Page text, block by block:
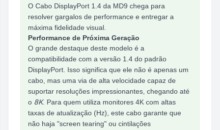
O Cabo DisplayPort 1.4 da MD9 chega para
resolver gargalos de performance e entregar a
máxima fidelidade visual.
Performance de Próxima Geração
O grande destaque deste modelo é a
compatibilidade com a versão 1.4 do padrão
DisplayPort. Isso significa que ele não é apenas um
cabo, mas uma via de alta velocidade capaz de
suportar resoluções impressionantes, chegando até
o 8K. Para quem utiliza monitores 4K com altas
taxas de atualização (Hz), este cabo garante que
não haja "screen tearing" ou cintilações